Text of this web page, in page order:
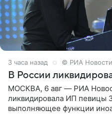
3 часа назад © РИА Новости
В России
МОСКВА, 6 авг — РИА
ликвидировала ИП певицы
выполняющее функции